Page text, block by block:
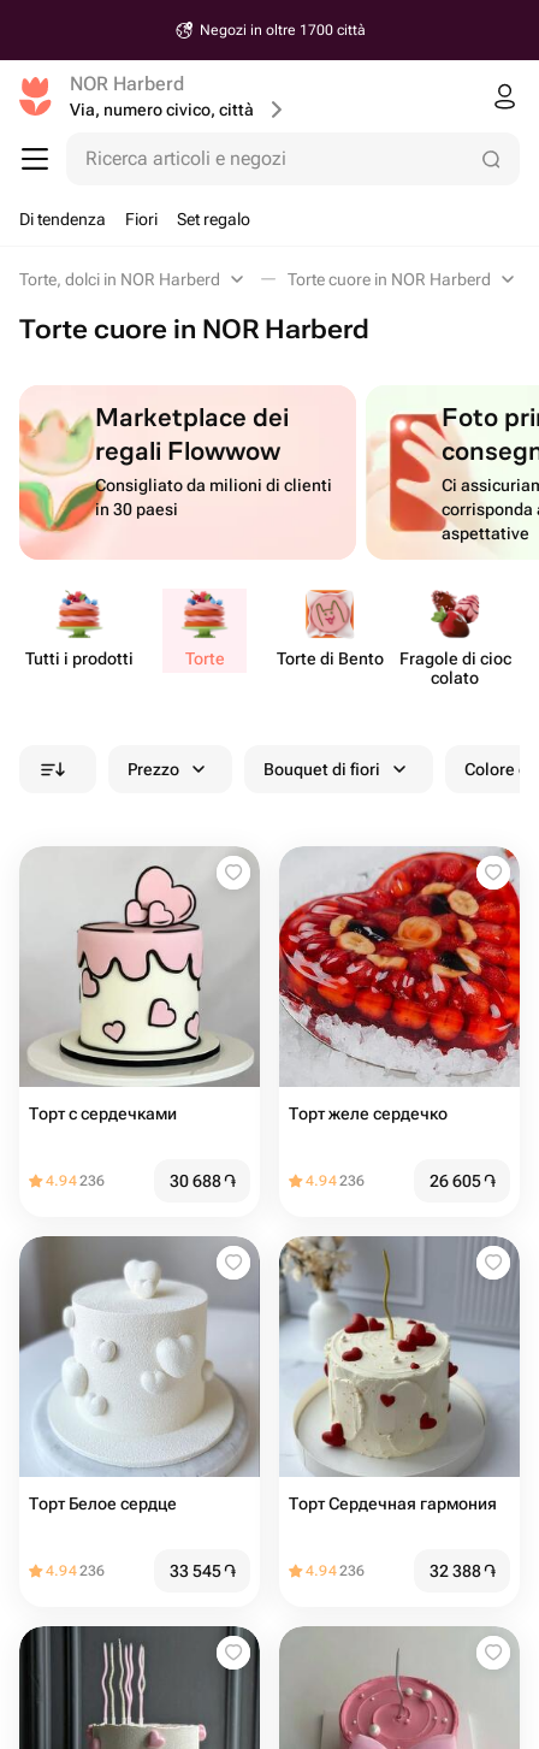
Negozi in oltre 1700 città
NOR Harberd
Via, numero civico, città
Ricerca articoli e negozi
Di tendenza Fiori Set regalo
Torte, dolci in NOR Harberd Torte cuore in NOR Harberd
Torte cuore in NOR Harberd
Marketplace dei
regali Flowwow
Consigliato da milioni di clienti
in 30 paesi
Foto
Ci
corrisponda
aspettative
Tutti i prodotti Torte Torte di Bento
Fragole di cioc​
colato
Prezzo Bouquet di fiori Colore
Торт с сердечками
4.94236 30 688֏
Торт желе сердечко
4.94236 26 605֏
Торт Белое сердце
4.94236 33 545֏
Торт Сердечная гармония
4.94236 32 388֏